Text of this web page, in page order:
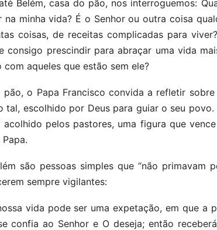
Belém, casa do pão, nos interroguemos:
minha vida? É o Senhor ou outra coisa
coisas, de receitas complicadas para
consigo prescindir para abraçar uma vida
aqueles que estão sem ele?
o Papa Francisco convida a refletir sobre
tal, escolhido por Deus para guiar o seu povo.
pelos pastores, uma figura que
são pessoas simples que “não primavam
sempre vigilantes:
vida pode ser uma expetação, em que a
confia ao Senhor e O deseja; então